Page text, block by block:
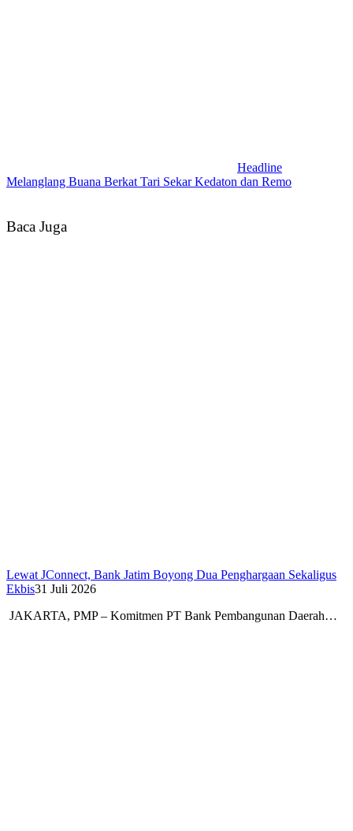
Headline
Melanglang Buana Berkat Tari Sekar Kedaton dan Remo
Baca Juga
Lewat JConnect, Bank Jatim Boyong Dua Penghargaan Sekaligus
Ekbis31 Juli 2026
JAKARTA, PMP – Komitmen PT Bank Pembangunan Daerah…